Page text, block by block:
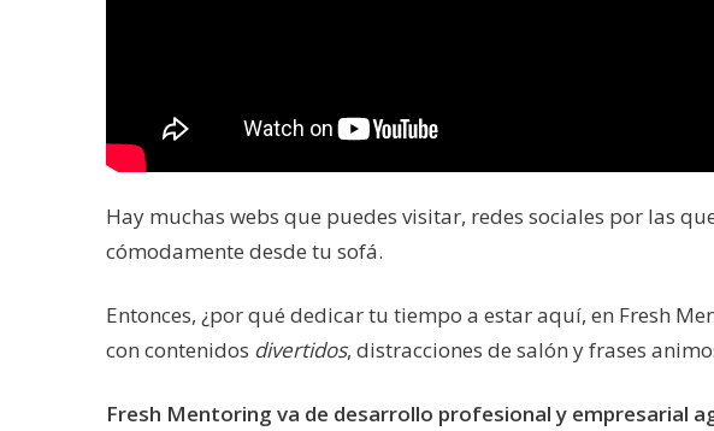
Hay muchas webs que puedes visitar, redes sociales por las
cómodamente desde tu sofá.
Entonces, ¿por qué dedicar tu tiempo a estar aquí, en Fresh
con contenidos divertidos, distracciones de salón y frases
Fresh Mentoring va de desarrollo profesional y empresarial